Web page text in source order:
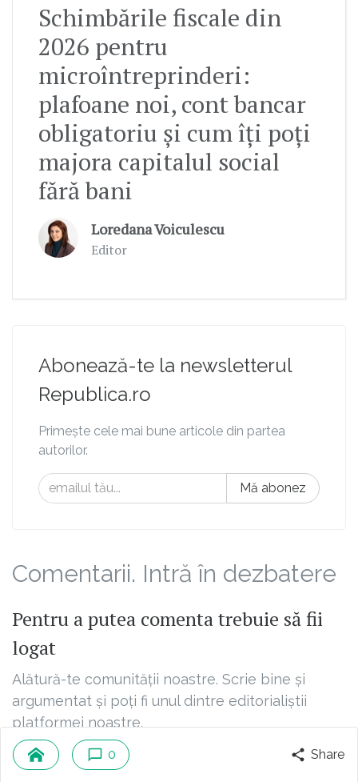
Schimbările fiscale din
2026 pentru
microîntreprinderi:
plafoane noi, cont bancar
obligatoriu și cum îți poți
majora capitalul social
fără bani
Loredana Voiculescu
Editor
Abonează-te la newsletterul
Republica.ro
Primește cele mai bune articole din partea
autorilor.
Mă abonez
Comentarii. Intră în dezbatere
Pentru a putea comenta trebuie să fii
logat
Alătură-te comunității noastre. Scrie bine și
argumentat și poți fi unul dintre editorialiștii
platformei noastre.
Loghează-te cu Facebook
0 Share